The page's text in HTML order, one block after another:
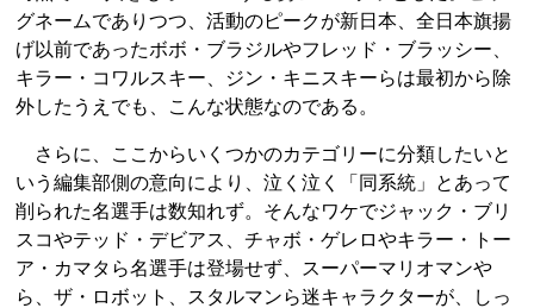
グネームでありつつ、活動のピークが新日本、全日本旗揚
げ以前であったボボ・ブラジルやフレッド・ブラッシー、
キラー・コワルスキー、ジン・キニスキーらは最初から除
外したうえでも、こんな状態なのである。
さらに、ここからいくつかのカテゴリーに分類したいと
いう編集部側の意向により、泣く泣く「同系統」とあって
削られた名選手は数知れず。そんなワケでジャック・ブリ
スコやテッド・デビアス、チャボ・ゲレロやキラー・トー
ア・カマタら名選手は登場せず、スーパーマリオマンや
ら、ザ・ロボット、スタルマンら迷キャラクターが、しっ